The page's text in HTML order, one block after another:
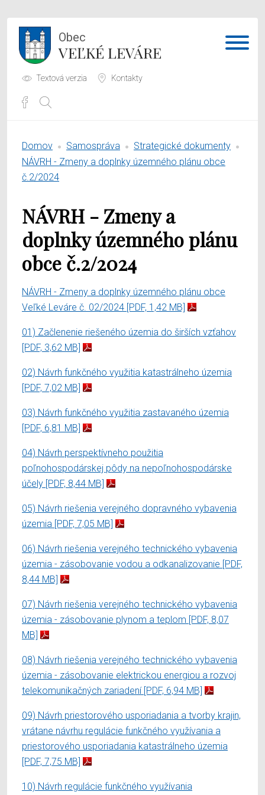
Obec
VEĽKÉ LEVÁRE
Textová verzia Kontakty
Samospráva
O obci
Domov Samospráva
Strategické dokumenty
NÁVRH - Zmeny a doplnky územného plánu obce
č.2/2024
NÁVRH - Zmeny a
doplnky územného plánu
obce č.2/2024
NÁVRH - Zmeny a doplnky územného plánu obce
Veľké Leváre č. 02/2024 [PDF, 1,42 MB]
01) Začlenenie riešeného územia do širších vzťahov
[PDF, 3,62 MB]
02) Návrh funkčného využitia katastrálneho územia
[PDF, 7,02 MB]
03) Návrh funkčného využitia zastavaného územia
[PDF, 6,81 MB]
04) Návrh perspektívneho použitia
poľnohospodárskej pôdy na nepoľnohospodárske
účely [PDF, 8,44 MB]
05) Návrh riešenia verejného dopravného vybavenia
územia [PDF, 7,05 MB]
06) Návrh riešenia verejného technického vybavenia
územia - zásobovanie vodou a odkanalizovanie [PDF,
8,44 MB]
07) Návrh riešenia verejného technického vybavenia
územia - zásobovanie plynom a teplom [PDF, 8,07
MB]
08) Návrh riešenia verejného technického vybavenia
územia - zásobovanie elektrickou energiou a rozvoj
telekomunikačných zariadení [PDF, 6,94 MB]
09) Návrh priestorového usporiadania a tvorby krajin,
vrátane návrhu regulácie funkčného využívania a
priestorového usporiadania katastrálneho územia
[PDF, 7,75 MB]
10) Návrh regulácie funkčného využívania